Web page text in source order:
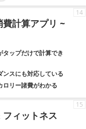
計算アプリ ~
ップだけで計算でき
ンスにも対応している
ロリー諸費がわかる
14
ィットネス
15